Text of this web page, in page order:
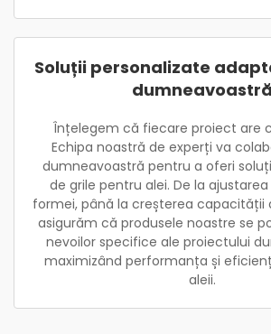
Soluții personalizate
dumneavoastră
Înțelegem că fiecare proiect are
Echipa noastră de experți va
dumneavoastră pentru a oferi
de grile pentru alei. De la
formei, până la creșterea capacității
asigurăm că produsele noastre se
nevoilor specifice ale proiectului
maximizând performanța și
aleii.